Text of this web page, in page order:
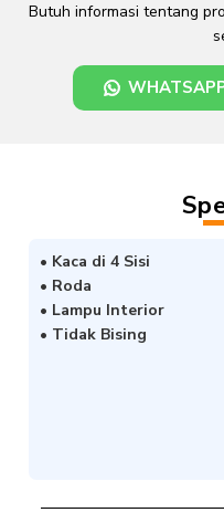
Butuh informasi tentang
• Kaca di 4 Sisi
• Roda
• Lampu Interior
• Tidak Bising